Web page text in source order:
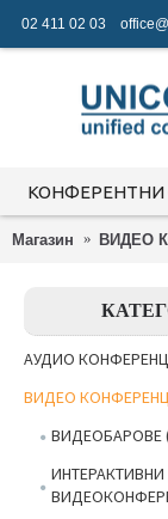
02 411 02 03
КОНФЕРЕНТНИ
Магазин ВИДЕО
АУДИО
ВИДЕО
ВИДЕОБАРОВЕ